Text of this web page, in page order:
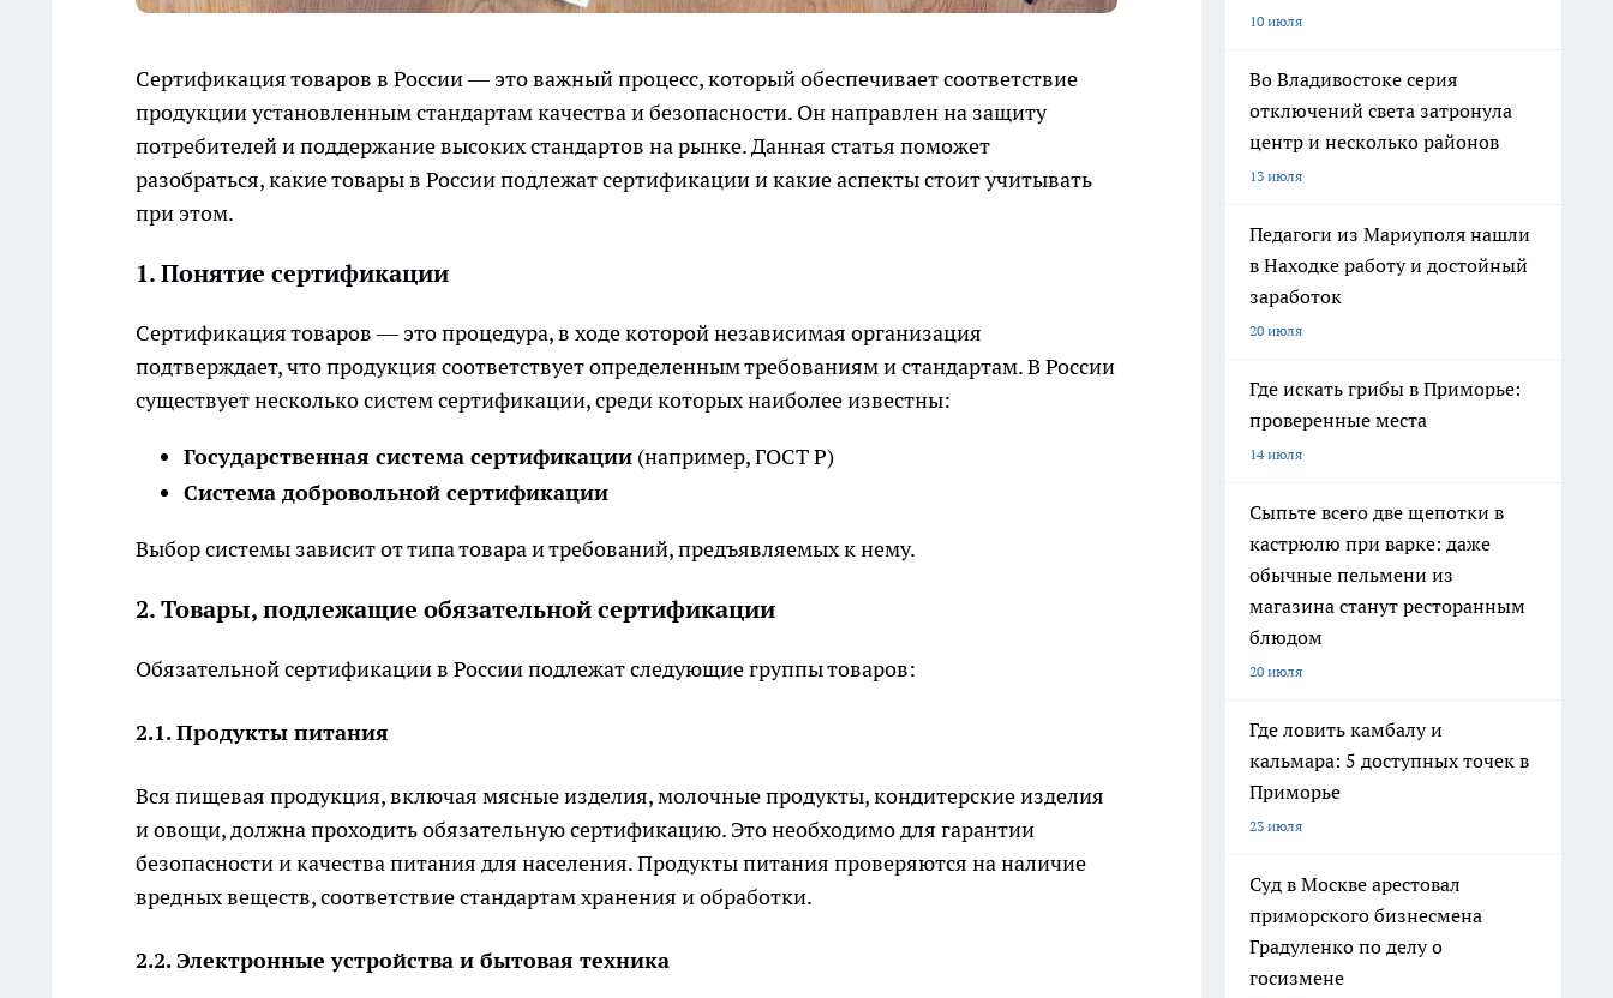
Сертификация товаров в России — это важный процесс, который обеспечивает соответствие
продукции установленным стандартам качества и безопасности. Он направлен на защиту
потребителей и поддержание высоких стандартов на рынке. Данная статья поможет
разобраться, какие товары в России подлежат сертификации и какие аспекты стоит учитывать
при этом.
1. Понятие сертификации
Сертификация товаров — это процедура, в ходе которой независимая организация
подтверждает, что продукция соответствует определенным требованиям и стандартам. В России
существует несколько систем сертификации, среди которых наиболее известны:
Государственная система сертификации (например, ГОСТ Р)
Система добровольной сертификации
Выбор системы зависит от типа товара и требований, предъявляемых к нему.
2. Товары, подлежащие обязательной сертификации
Обязательной сертификации в России подлежат следующие группы товаров:
2.1. Продукты питания
Вся пищевая продукция, включая мясные изделия, молочные продукты, кондитерские изделия
и овощи, должна проходить обязательную сертификацию. Это необходимо для гарантии
безопасности и качества питания для населения. Продукты питания проверяются на наличие
вредных веществ, соответствие стандартам хранения и обработки.
2.2. Электронные устройства и бытовая техника
10 июля
Во Владивостоке серия
отключений света затронула
центр и несколько районов
13 июля
Педагоги из Мариуполя нашли
в Находке работу и достойный
заработок
20 июля
Где искать грибы в Приморье:
проверенные места
14 июля
Сыпьте всего две щепотки в
кастрюлю при варке: даже
обычные пельмени из
магазина станут ресторанным
блюдом
20 июля
Где ловить камбалу и
кальмара: 5 доступных точек в
Приморье
23 июля
Суд в Москве арестовал
приморского бизнесмена
Градуленко по делу о
госизмене